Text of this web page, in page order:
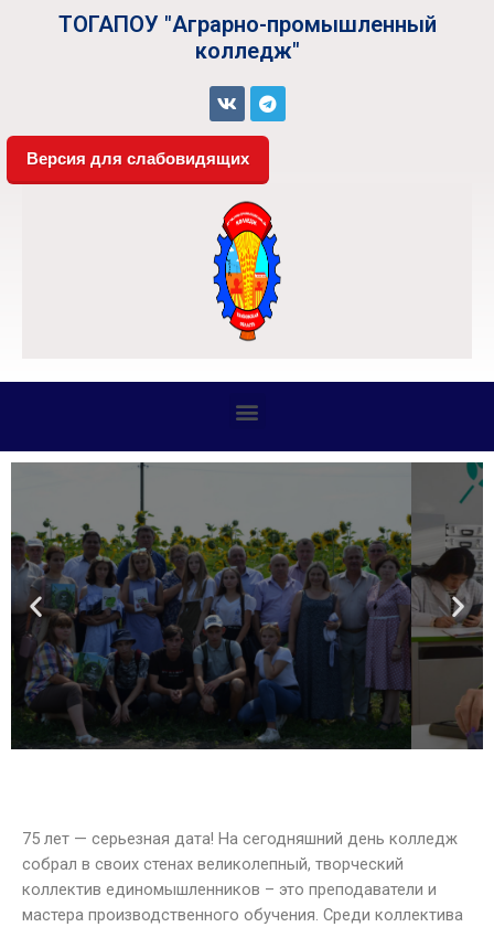
ТОГАПОУ "Аграрно-промышленный
колледж"
Версия для слабовидящих
75 лет — серьезная дата! На сегодняшний день колледж
собрал в своих стенах великолепный, творческий
коллектив единомышленников – это преподаватели и
мастера производственного обучения. Среди коллектива